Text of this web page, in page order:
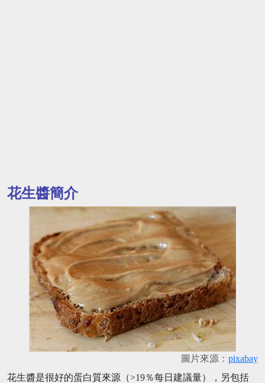
花生醬簡介
圖片來源： pixabay
花生醬是很好的蛋白質來源（>19％每日建議量），另包括